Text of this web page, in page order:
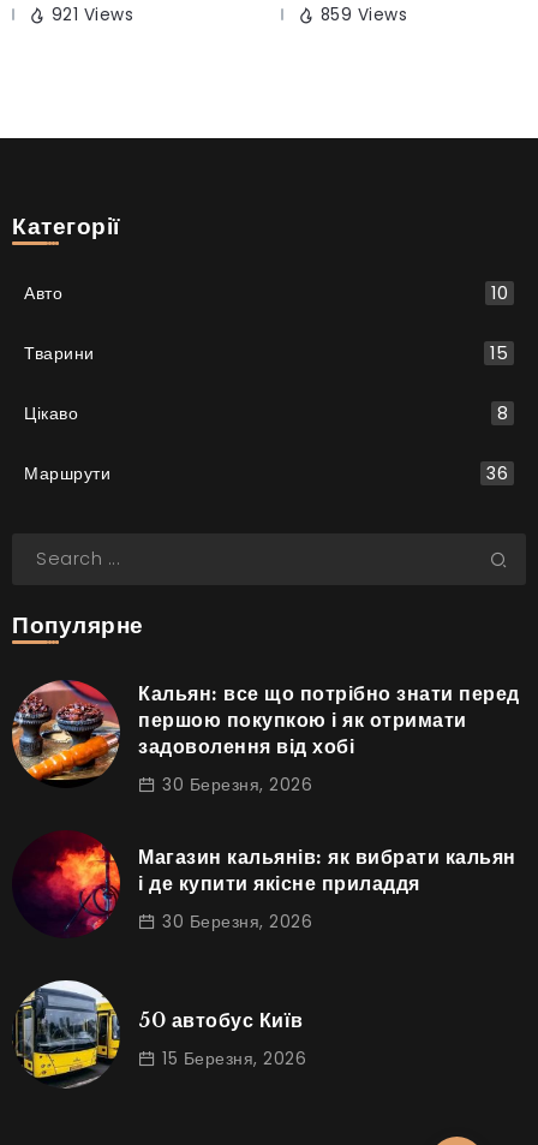
921 Views
859 Views
Категорії
Авто 10
Тварини 15
Цікаво 8
Маршрути 36
Популярне
Кальян: все що потрібно знати перед
першою покупкою і як отримати
задоволення від хобі
30 Березня, 2026
Магазин кальянів: як вибрати кальян
і де купити якісне приладдя
30 Березня, 2026
50 автобус Київ
15 Березня, 2026